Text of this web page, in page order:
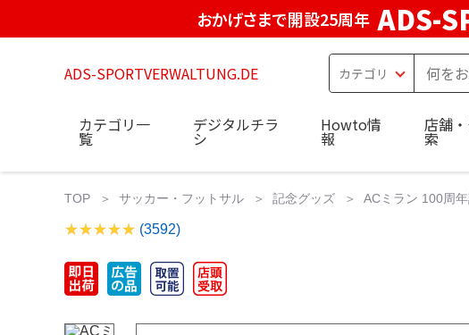
おかげさまで開設25周年 ADS-
ADS-SPORTVERWALTUNG.DE
カテゴリ一
覧
デジタルチラ
シ
Howto情
報
店舗
索
TOP サッカー・フットサル 記念グッズ ACミラン 100周
(3592)